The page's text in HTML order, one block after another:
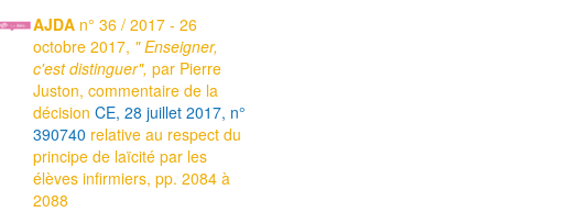
AJDA n° 36 / 2017 - 26
octobre 2017, " Enseigner,
c'est distinguer", par Pierre
Juston, commentaire de la
décisionCE, 28 juillet 2017, n°
390740 relative au respect du
principe de laïcité par les
élèves infirmiers, pp. 2084 à
2088